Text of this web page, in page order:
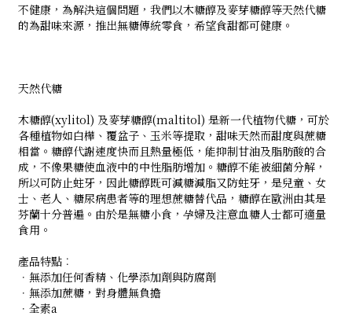
不健康，為解決這個問題，我們以木糖醇及麥芽糖醇等天然代糖
的為甜味來源，推出無糖傳統零食，希望食甜都可健康。
天然代糖
木糖醇(xylitol) 及麥芽糖醇(maltitol) 是新一代植物代糖，可於
各種植物如白樺、覆盆子、玉米等提取，甜味天然而甜度與蔗糖
相當。糖醇代謝速度快而且熱量極低，能抑制甘油及脂肪酸的合
成，不像果糖使血液中的中性脂肪增加。糖醇不能被細菌分解，
所以可防止蛀牙，因此糖醇既可減糖減脂又防蛀牙，是兒童、女
士、老人、糖尿病患者等的理想蔗糖替代品，糖醇在歐洲由其是
芬蘭十分普遍。由於是無糖小食，孕婦及注意血糖人士都可適量
食用。
產品特點︰
．無添加任何香精、化學添加劑與防腐劑
．無添加蔗糖，對身體無負擔
．全素a